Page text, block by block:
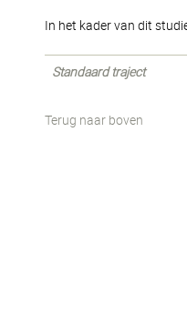
In het kader van dit
Standaard traject
Terug naar boven